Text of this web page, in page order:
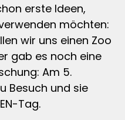
erste Ideen,
möchten:
wir uns einen Zoo
gab es noch eine
Am 5.
Besuch und sie
Tag.